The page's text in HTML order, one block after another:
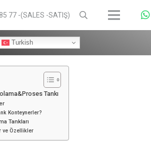
77 -(SALES -SATIŞ)
Turkish
Tankı
Konteynerler?
Tankları
ve Özellikler